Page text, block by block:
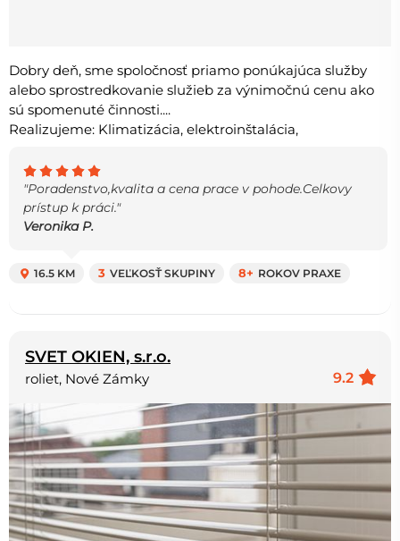
Dobry deň, sme spoločnosť priamo ponúkajúca služby
alebo sprostredkovanie služieb za výnimočnú cenu ako
sú spomenuté činnosti....
Realizujeme: Klimatizácia, elektroinštalácia,
"Poradenstvo,kvalita a cena prace v pohode.Celkovy
prístup k práci."
Veronika P.
16.5 KM 3 VEĽKOSŤ SKUPINY 8+ ROKOV PRAXE
SVET OKIEN, s.r.o.
9.2
roliet, Nové Zámky